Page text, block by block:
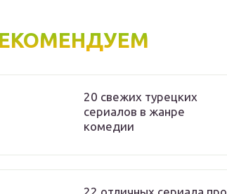
20 свежих турецких
сериалов в жанре
комедии